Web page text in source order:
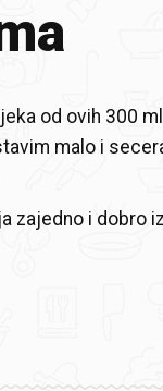
od ovih 300
malo i
zajedno i dobro